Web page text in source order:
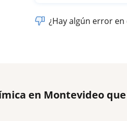
¿Hay algún error en
en Montevideo